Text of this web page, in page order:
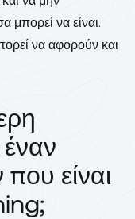
μπορεί να είναι.
να αφορούν και
είναι